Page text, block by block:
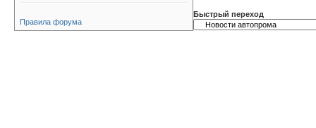
Правила форума
Быстрый переход